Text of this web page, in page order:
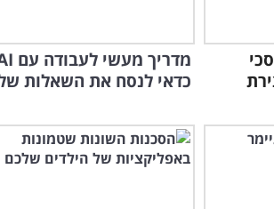
כדאי לנסח את השאלות